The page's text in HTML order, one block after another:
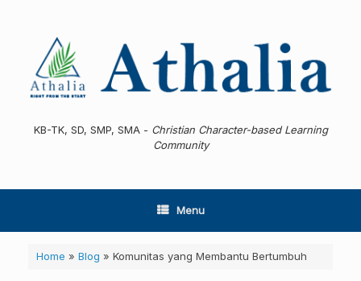
KB-TK, SD, SMP, SMA - Christian Character-based Learning
Community
Menu
Home » Blog » Komunitas yang Membantu Bertumbuh